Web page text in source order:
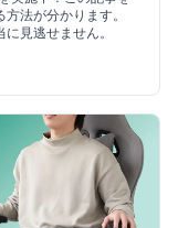
法が分かります。
見逃せません。